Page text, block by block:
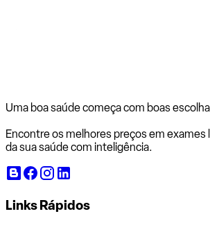
Uma boa saúde começa com boas
Encontre os melhores preços em exames
da sua saúde com inteligência.
Links Rápidos